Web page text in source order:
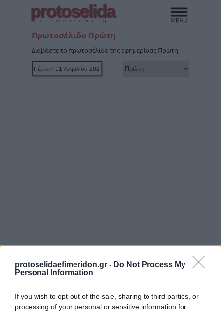
protoselidaefimeridon.gr - Do Not Process My
Personal Information
If you wish to opt-out of the sale, sharing to third parties, or
processing of your personal or sensitive information for
protoselida
efimeridon.gr
Πρωτοσέλιδο Πρώτη
Διαβάστε το πρωτοσέλιδο της εφημερίδας Πρώτη